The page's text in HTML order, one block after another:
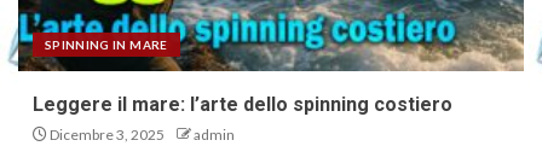
SPINNING IN MARE
Leggere il mare: l’arte dello spinning costiero
Dicembre 3, 2025 admin